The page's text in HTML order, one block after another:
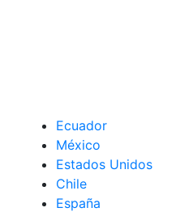
lavadoras Merece,Rápido,RPM
Ecuador
México
Estados Unidos
Chile
España